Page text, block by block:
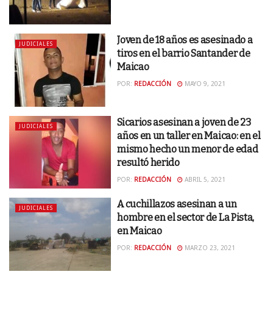
JUDICIALES
Joven de 18 años es asesinado a
tiros en el barrio Santander de
Maicao
POR: REDACCIÓN MAYO 9, 2021
JUDICIALES
Sicarios asesinan a joven de 23
años en un taller en Maicao: en el
mismo hecho un menor de edad
resultó herido
POR: REDACCIÓN ABRIL 5, 2021
JUDICIALES
A cuchillazos asesinan a un
hombre en el sector de La Pista,
en Maicao
POR: REDACCIÓN MARZO 23, 2021